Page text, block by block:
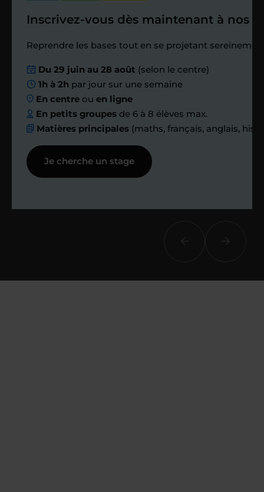
Étape 4
Nous planifions
ensemble des
échanges réguliers
Afin de suivre le travail et les progrès
réalisés, votre enseignant et moi-
même vous proposons des points et
Inscrivez-vous dès maintenant à nos
Reprendre les bases tout en se projetant
Du 29 juin au 28 août (selon le centre)
1h à 2h par jour sur une semaine
En centre ouen ligne
En petits groupes de 6 à 8 élèves max.
Matières principales (maths, français, anglais,
Je cherche un stage